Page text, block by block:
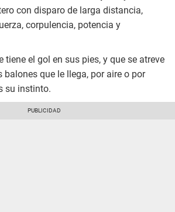
con disparo de larga distancia,
corpulencia, potencia y
tiene el gol en sus pies, y que se atreve
balones que le llega, por aire o por
su instinto.